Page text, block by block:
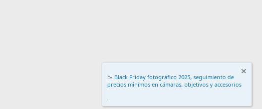
📉 Black Friday fotográfico 2025, seguimiento de
precios mínimos en cámaras, objetivos y accesorios
.